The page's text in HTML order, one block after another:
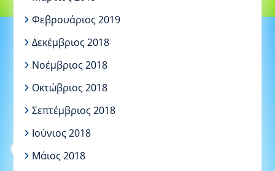
Φεβρουάριος 2019
Δεκέμβριος 2018
Νοέμβριος 2018
Οκτώβριος 2018
Σεπτέμβριος 2018
Ιούνιος 2018
Μάιος 2018